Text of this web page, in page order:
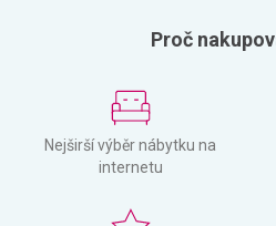
Proč
Nejširší výběr nábytku na
internetu